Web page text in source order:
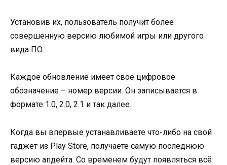
Установив их, пользователь получит более
совершенную версию любимой игры или другого
вида ПО.
Каждое обновление имеет свое цифровое
обозначение – номер версии. Он записывается в
формате 1.0, 2.0, 2.1 и так далее.
Когда вы впервые устанавливаете что-либо на свой
гаджет из Play Store, получаете самую последнюю
версию апдейта. Со временем будут появляться всё